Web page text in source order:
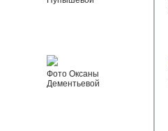
Фото Оксаны
Дементьевой